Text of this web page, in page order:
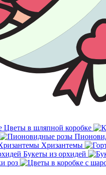
Цветы в шляпной коробке
Хризантемы
Букеты из орхидей
роз